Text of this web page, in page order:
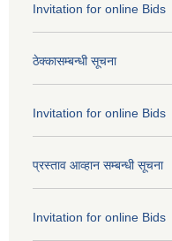
Invitation for online Bids
ठेक्कासम्बन्धी सूचना
Invitation for online Bids
प्रस्ताव आव्हान सम्बन्धी सूचना
Invitation for online Bids